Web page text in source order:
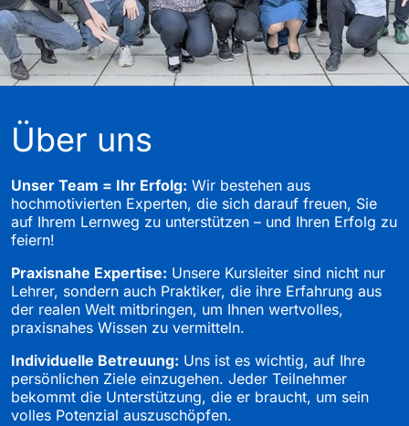
Über uns
Unser Team = Ihr Erfolg: Wir bestehen aus
hochmotivierten Experten, die sich darauf freuen, Sie
auf Ihrem Lernweg zu unterstützen – und Ihren Erfolg zu
feiern!
Praxisnahe Expertise: Unsere Kursleiter sind nicht nur
Lehrer, sondern auch Praktiker, die ihre Erfahrung aus
der realen Welt mitbringen, um Ihnen wertvolles,
praxisnahes Wissen zu vermitteln.
Individuelle Betreuung: Uns ist es wichtig, auf Ihre
persönlichen Ziele einzugehen. Jeder Teilnehmer
bekommt die Unterstützung, die er braucht, um sein
volles Potenzial auszuschöpfen.